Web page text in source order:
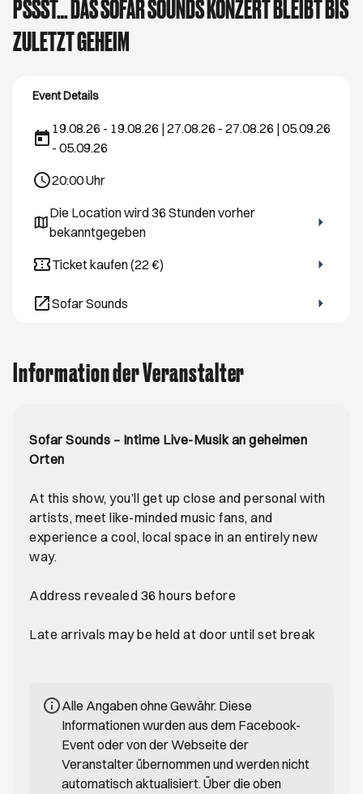
PSSST… DAS SOFAR SOUNDS KONZERT BLEIBT BIS
ZULETZT GEHEIM
Event Details
19.08.26 - 19.08.26 | 27.08.26 - 27.08.26 | 05.09.26
- 05.09.26
20:00Uhr
Die Location wird 36 Stunden vorher
bekanntgegeben
Öffnet ein neues Browser-Tab
Ticket kaufen (22 €)
Öffnet ein neues Browser-Tab
Sofar Sounds
Öffnet ein neues Browser-Tab
Information der Veranstalter
Sofar Sounds – Intime Live-Musik an geheimen
Orten
At this show, you’ll get up close and personal with
artists, meet like-minded music fans, and
experience a cool, local space in an entirely new
way.
Address revealed 36 hours before
Late arrivals may be held at door until set break
Alle Angaben ohne Gewähr. Diese
Informationen wurden aus dem Facebook-
Event oder von der Webseite der
Veranstalter übernommen und werden nicht
automatisch aktualisiert. Über die oben